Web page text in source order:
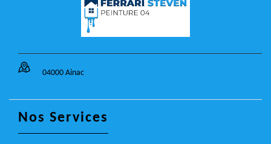
04000 Ainac
Nos Services